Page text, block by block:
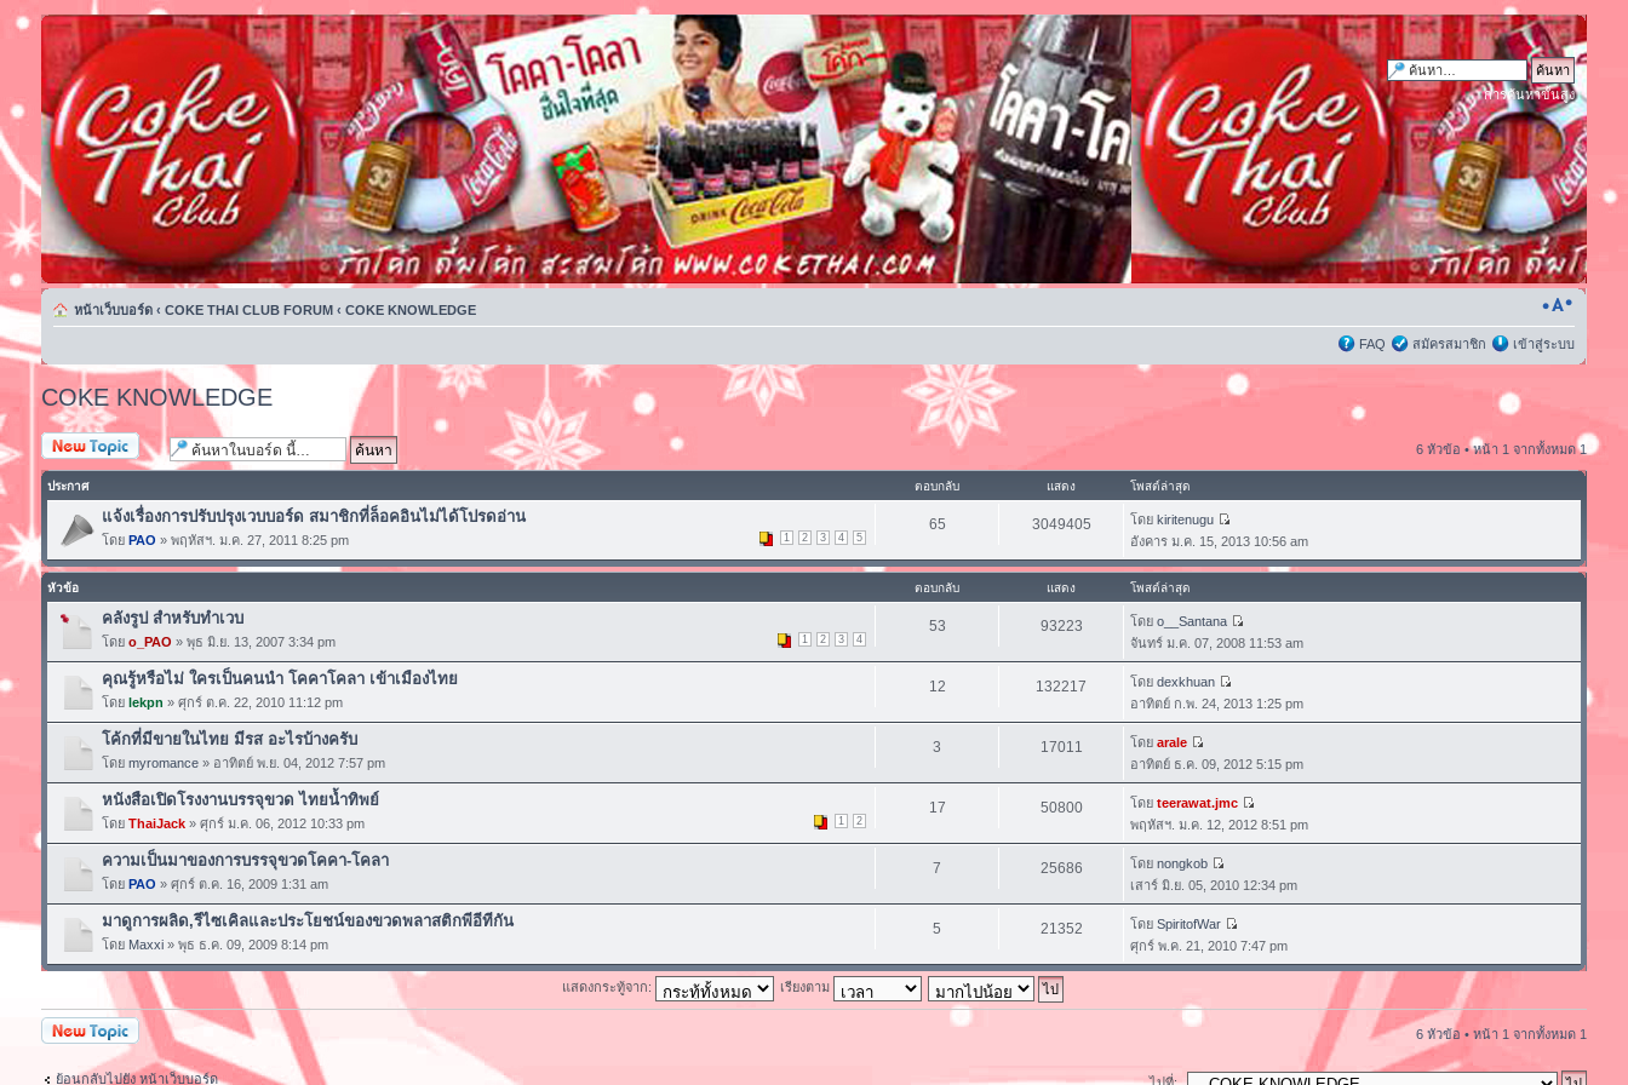
การค้นหาขั้นสูง
หน้าเว็บบอร์ด ‹ COKE THAI CLUB FORUM ‹ COKE KNOWLEDGE
FAQ สมัครสมาชิก เข้าสู่ระบบ
COKE KNOWLEDGE
ตั้งกระทู้ใหม่ 6 หัวข้อ • หน้า 1 จากทั้งหมด1
ประกาศ ตอบกลับ แสดง โพสต์ล่าสุด
แจ้งเรื่องการปรับปรุงเวบบอร์ด สมาชิกที่ล็อคอินไม่ได้โปรดอ่าน
1 2 3 4 5
โดย PAO » พฤหัสฯ. ม.ค. 27, 2011 8:25 pm
65 3049405 โดย kiritenugu
อังคาร ม.ค. 15, 2013 10:56 am
หัวข้อ ตอบกลับ แสดง โพสต์ล่าสุด
คลังรูป สำหรับทำเวบ
1 2 3 4
โดย o_PAO » พุธ มิ.ย. 13, 2007 3:34 pm
53 93223 โดย o__Santana
จันทร์ ม.ค. 07, 2008 11:53 am
คุณรู้หรือไม่ ใครเป็นคนนำ โคคาโคลา เข้าเมืองไทย
โดย lekpn » ศุกร์ ต.ค. 22, 2010 11:12 pm
12 132217 โดย dexkhuan
อาทิตย์ ก.พ. 24, 2013 1:25 pm
โค้กที่มีขายในไทย มีรส อะไรบ้างครับ
โดย myromance» อาทิตย์ พ.ย. 04, 2012 7:57 pm
3 17011 โดย arale
อาทิตย์ ธ.ค. 09, 2012 5:15 pm
หนังสือเปิดโรงงานบรรจุขวด ไทยน้ำทิพย์
1 2
โดย ThaiJack» ศุกร์ ม.ค. 06, 2012 10:33 pm
17 50800 โดย teerawat.jmc
พฤหัสฯ. ม.ค. 12, 2012 8:51 pm
ความเป็นมาของการบรรจุขวดโคคา-โคลา
โดย PAO » ศุกร์ ต.ค. 16, 2009 1:31 am
7 25686 โดย nongkob
เสาร์ มิ.ย. 05, 2010 12:34 pm
มาดูการผลิด,รีไซเคิลและประโยชน์ของขวดพลาสติกพีอีทีกัน
โดย Maxxi» พุธ ธ.ค. 09, 2009 8:14 pm
5 21352 โดย SpiritofWar
ศุกร์ พ.ค. 21, 2010 7:47 pm
แสดงกระทู้จาก: เรียงตาม
ตั้งกระทู้ใหม่ 6 หัวข้อ • หน้า 1 จากทั้งหมด 1
ย้อนกลับไปยัง หน้าเว็บบอร์ด